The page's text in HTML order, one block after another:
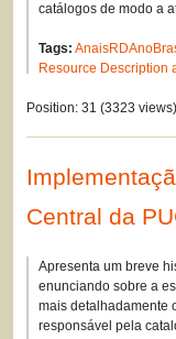
catálogos de modo a
Tags:
Resource Description
Position: 31 (3323 views)
Central da
Apresenta um breve
enunciando sobre a
mais detalhadamente
responsável pela